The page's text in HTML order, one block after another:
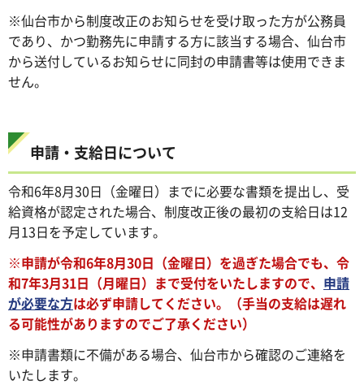
※仙台市から制度改正のお知らせを受け取った方が公務員
であり、かつ勤務先に申請する方に該当する場合、仙台市
から送付しているお知らせに同封の申請書等は使用できま
せん。
申請・支給日について
令和6年8月30日（金曜日）までに必要な書類を提出し、受
給資格が認定された場合、制度改正後の最初の支給日は12
月13日を予定しています。
※申請が令和6年8月30日（金曜日）を過ぎた場合でも、令
和7年3月31日（月曜日）まで受付をいたしますので、 申請
が必要な方は必ず申請してください。（手当の支給は遅れ
る可能性がありますのでご了承ください）
※申請書類に不備がある場合、仙台市から確認のご連絡を
いたします。